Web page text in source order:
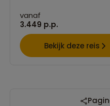
vanaf
3.449 p.p.
Bekijk deze reis